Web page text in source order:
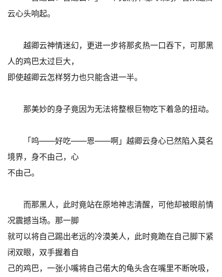
云心头响起。
越卿云神情迷幻，更进一步将那炙热一口吞下，可那黑
人的鸡巴太过巨大，
即使越卿云怎样努力也只能含进一半。
那美妙的身子竟因为无法将整根巨物吃下着急的扭动。
「呜——好吃——恩——啊」越卿云身心已然陷入莫名
境界，身不由己，心
不由己。
而那黑人，此时竟站在原地神志清醒，可他却被眼前情
况震撼当场。那一脚
就可以将自己踢出老远的冷漠美人，此时竟跪在自己脚下紧
闭双眼，双手握着自
己的鸡巴，一张小嘴将自己偌大的龟头含在嘴里不断吮吸，